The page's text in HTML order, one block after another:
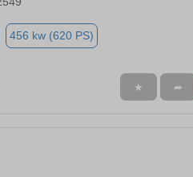
456 kw (620 PS)
★ ➦